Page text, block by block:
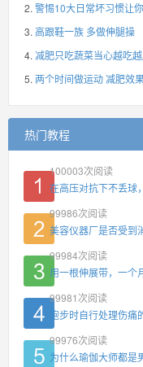
警惕10大日常坏习惯让
高跟鞋一族 多做伸腿操
减肥只吃蔬菜当心越吃
两个时间做运动 减肥效
热门教程
100003次阅读
在高压对抗下不丢球
99986次阅读
美容仪器厂是否受到
99984次阅读
用一根伸展带，一个
99981 次阅读
跑步时自行处理伤痛
99976次阅读
为什么瑜伽大师都是